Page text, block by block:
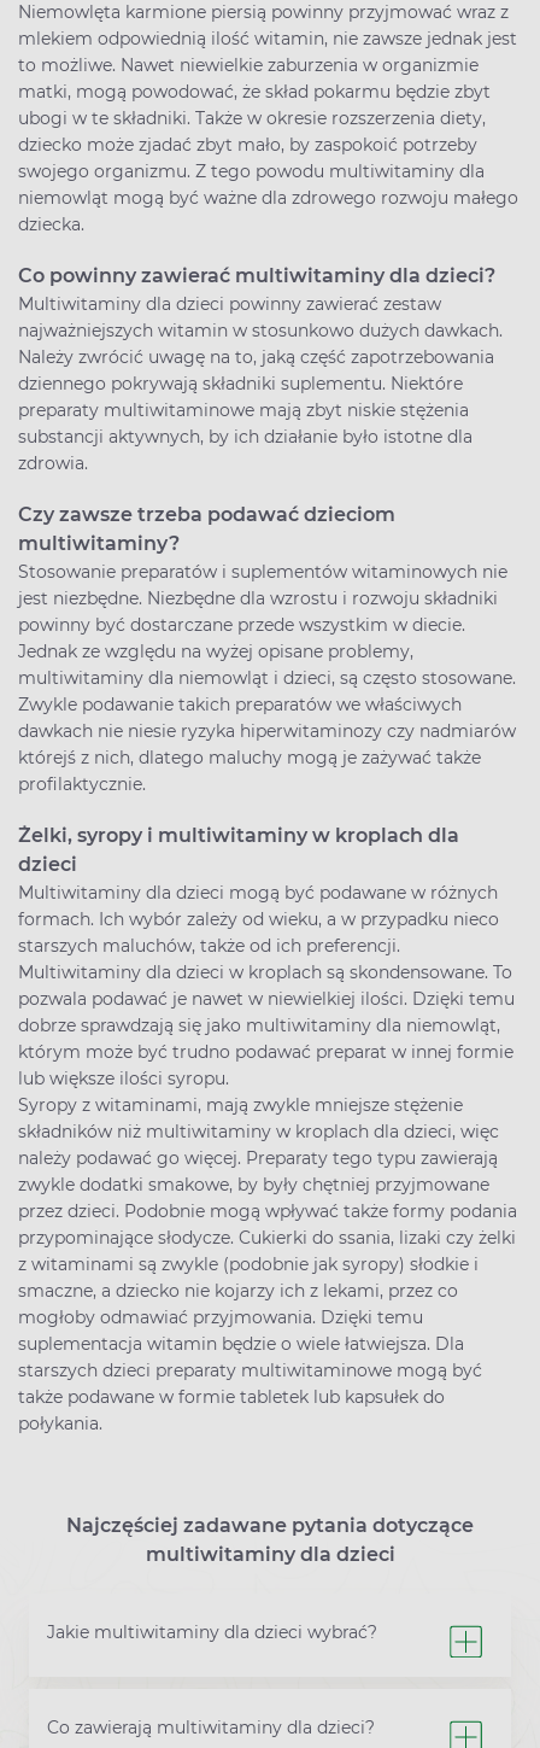
Niemowlęta karmione piersią powinny przyjmować wraz z
mlekiem odpowiednią ilość witamin, nie zawsze jednak jest
to możliwe. Nawet niewielkie zaburzenia w organizmie
matki, mogą powodować, że skład pokarmu będzie zbyt
ubogi w te składniki. Także w okresie rozszerzenia diety,
dziecko może zjadać zbyt mało, by zaspokoić potrzeby
swojego organizmu. Z tego powodu multiwitaminy dla
niemowląt mogą być ważne dla zdrowego rozwoju małego
dziecka.
Co powinny zawierać multiwitaminy dla dzieci?
Multiwitaminy dla dzieci powinny zawierać zestaw
najważniejszych witamin w stosunkowo dużych dawkach.
Należy zwrócić uwagę na to, jaką część zapotrzebowania
dziennego pokrywają składniki suplementu. Niektóre
preparaty multiwitaminowe mają zbyt niskie stężenia
substancji aktywnych, by ich działanie było istotne dla
zdrowia.
Czy zawsze trzeba podawać dzieciom
multiwitaminy?
Stosowanie preparatów i suplementów witaminowych nie
jest niezbędne. Niezbędne dla wzrostu i rozwoju składniki
powinny być dostarczane przede wszystkim w diecie.
Jednak ze względu na wyżej opisane problemy,
multiwitaminy dla niemowląt i dzieci, są często stosowane.
Zwykle podawanie takich preparatów we właściwych
dawkach nie niesie ryzyka hiperwitaminozy czy nadmiarów
którejś z nich, dlatego maluchy mogą je zażywać także
profilaktycznie.
Żelki, syropy i multiwitaminy w kroplach dla
dzieci
Multiwitaminy dla dzieci mogą być podawane w różnych
formach. Ich wybór zależy od wieku, a w przypadku nieco
starszych maluchów, także od ich preferencji.
Multiwitaminy dla dzieci w kroplach są skondensowane. To
pozwala podawać je nawet w niewielkiej ilości. Dzięki temu
dobrze sprawdzają się jako multiwitaminy dla niemowląt,
którym może być trudno podawać preparat w innej formie
lub większe ilości syropu.
Syropy z witaminami, mają zwykle mniejsze stężenie
składników niż multiwitaminy w kroplach dla dzieci, więc
należy podawać go więcej. Preparaty tego typu zawierają
zwykle dodatki smakowe, by były chętniej przyjmowane
przez dzieci. Podobnie mogą wpływać także formy podania
przypominające słodycze. Cukierki do ssania, lizaki czy żelki
z witaminami są zwykle (podobnie jak syropy) słodkie i
smaczne, a dziecko nie kojarzy ich z lekami, przez co
mogłoby odmawiać przyjmowania. Dzięki temu
suplementacja witamin będzie o wiele łatwiejsza. Dla
starszych dzieci preparaty multiwitaminowe mogą być
także podawane w formie tabletek lub kapsułek do
połykania.
Najczęściej zadawane pytania dotyczące
multiwitaminy dla dzieci
Jakie multiwitaminy dla dzieci wybrać?
Co zawierają multiwitaminy dla dzieci?